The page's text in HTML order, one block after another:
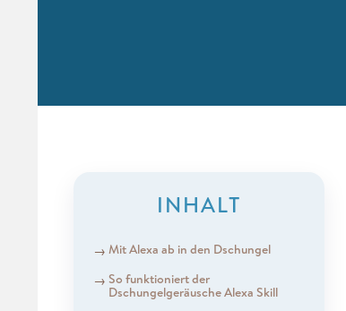
INHALT
Mit Alexa ab in den Dschungel
So funktioniert der
Dschungelgeräusche Alexa Skill